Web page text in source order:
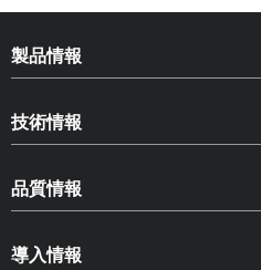
製品情報
HLN ハードロックナット
HLB ハードロックベアリングナット
SLB スペースロックベアリングナット
コピー商品への注意
技術情報
ねじのゆるみ
ゆるみ止め部品の種類とその効果
ハードロックナットについて
品質情報
品質情報
導入情報